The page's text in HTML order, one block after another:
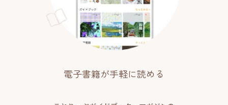
電子書籍が手軽に読める